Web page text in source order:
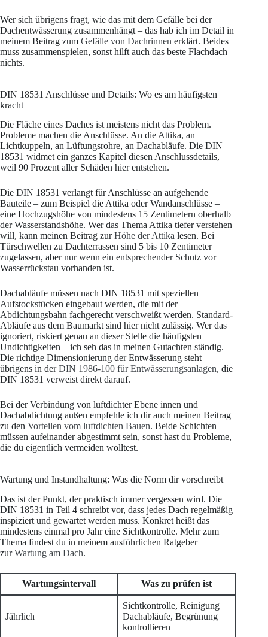
Wer sich übrigens fragt, wie das mit dem Gefälle bei der
Dachentwässerung zusammenhängt – das hab ich im Detail in
meinem Beitrag zum Gefälle von Dachrinnen erklärt. Beides
muss zusammenspielen, sonst hilft auch das beste Flachdach
nichts.
DIN 18531 Anschlüsse und Details: Wo es am häufigsten
kracht
Die Fläche eines Daches ist meistens nicht das Problem.
Probleme machen die Anschlüsse. An die Attika, an
Lichtkuppeln, an Lüftungsrohre, an Dachabläufe. Die DIN
18531 widmet ein ganzes Kapitel diesen Anschlussdetails,
weil 90 Prozent aller Schäden hier entstehen.
Die DIN 18531 verlangt für Anschlüsse an aufgehende
Bauteile – zum Beispiel die Attika oder Wandanschlüsse –
eine Hochzugshöhe von mindestens 15 Zentimetern oberhalb
der Wasserstandshöhe. Wer das Thema Attika tiefer verstehen
will, kann meinen Beitrag zurHöhe der Attika lesen. Bei
Türschwellen zu Dachterrassen sind 5 bis 10 Zentimeter
zugelassen, aber nur wenn ein entsprechender Schutz vor
Wasserrückstau vorhanden ist.
Dachabläufe müssen nach DIN 18531 mit speziellen
Aufstockstücken eingebaut werden, die mit der
Abdichtungsbahn fachgerecht verschweißt werden. Standard-
Abläufe aus dem Baumarkt sind hier nicht zulässig. Wer das
ignoriert, riskiert genau an dieser Stelle die häufigsten
Undichtigkeiten – ich seh das in meinen Gutachten ständig.
Die richtige Dimensionierung der Entwässerung steht
übrigens in derDIN 1986-100 für Entwässerungsanlagen, die
DIN 18531 verweist direkt darauf.
Bei der Verbindung von luftdichter Ebene innen und
Dachabdichtung außen empfehle ich dir auch meinen Beitrag
zu den Vorteilen vom luftdichten Bauen. Beide Schichten
müssen aufeinander abgestimmt sein, sonst hast du Probleme,
die du eigentlich vermeiden wolltest.
Wartung und Instandhaltung: Was die Norm dir vorschreibt
Das ist der Punkt, der praktisch immer vergessen wird. Die
DIN 18531 in Teil 4 schreibt vor, dass jedes Dach regelmäßig
inspiziert und gewartet werden muss. Konkret heißt das
mindestens einmal pro Jahr eine Sichtkontrolle. Mehr zum
Thema findest du in meinem ausführlichen Ratgeber
zurWartung am Dach.
Wartungsintervall Was zu prüfen ist
Jährlich
Sichtkontrolle, Reinigung
Dachabläufe, Begrünung
kontrollieren